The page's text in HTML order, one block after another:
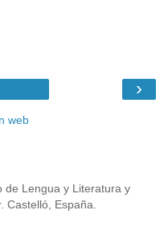
›
web
de Lengua y Literatura y
Castelló, España.